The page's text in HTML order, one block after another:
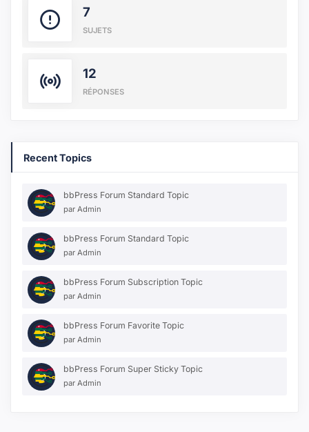
7
SUJETS
12
RÉPONSES
Recent Topics
bbPress Forum Standard Topic
par Admin
bbPress Forum Standard Topic
par Admin
bbPress Forum Subscription Topic
par Admin
bbPress Forum Favorite Topic
par Admin
bbPress Forum Super Sticky Topic
par Admin